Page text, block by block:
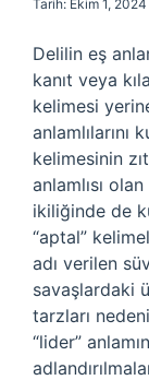
Tarih: Ekim 1, 2024
Delilin eş
kanıt veya
kelimesi
kelimesinin
anlamlısı olan
ikiliğinde de
“aptal”
adı verilen
savaşlardaki
tarzları
“lider”